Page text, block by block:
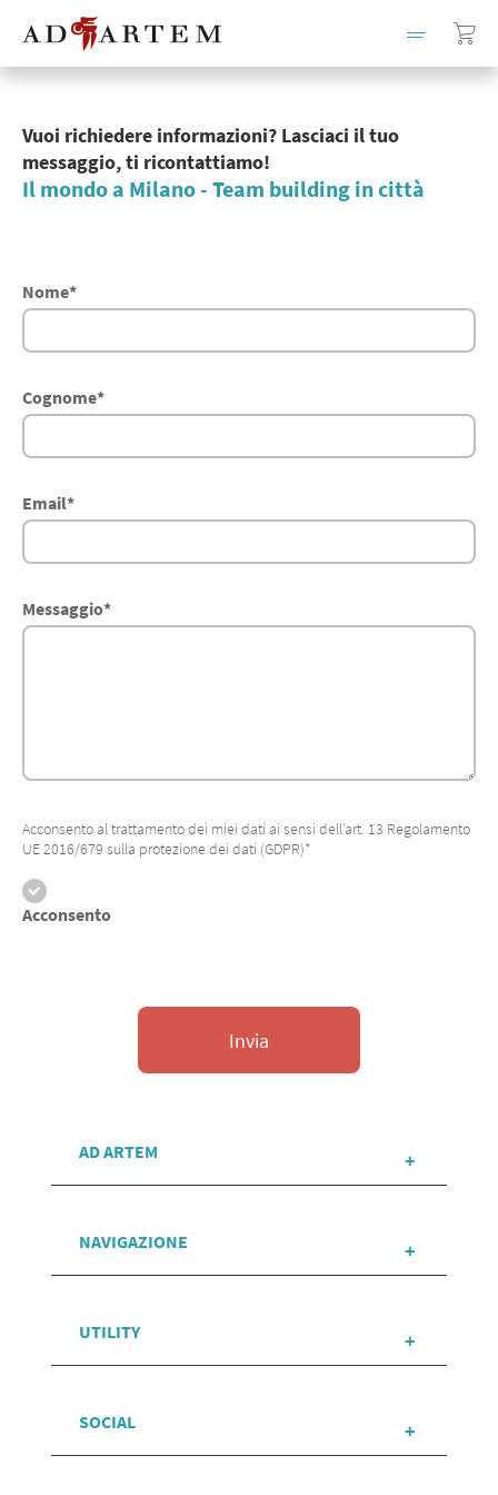
Vuoi richiedere informazioni? Lasciaci il tuo
messaggio, ti ricontattiamo!
Il mondo a Milano - Team building in città
Nome*
Cognome*
Email*
Messaggio*
Acconsento al trattamento dei miei dati ai sensi dell’art. 13 Regolamento
UE 2016/679 sulla protezione dei dati (GDPR)*
Acconsento
AD ARTEM
NAVIGAZIONE
UTILITY
SOCIAL